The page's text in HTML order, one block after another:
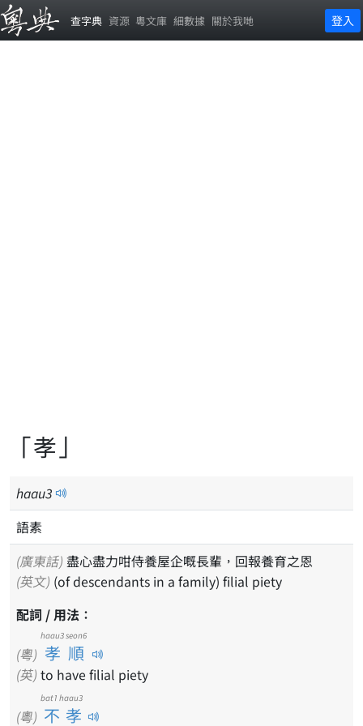
查字典 資源 粵文庫 細數據 關於我哋 登入
「孝」
haau3
語素
(廣東話) 盡心盡力咁侍養屋企嘅長輩，回報養育之恩
(英文) (of descendants in a family) filial piety
配詞 / 用法：
(粵) 孝順
haau3 seon6
(英) to have filial piety
(粵) 不孝
bat1 haau3